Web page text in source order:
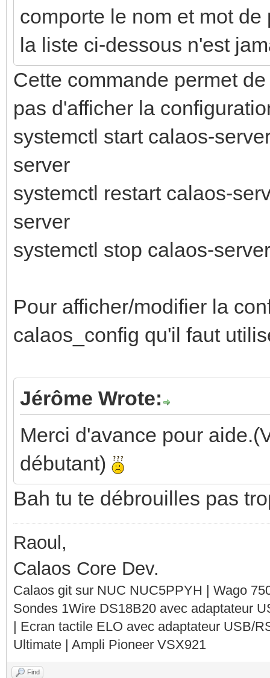
comporte le nom et mot de
la liste ci-dessous n'est
Cette commande permet
pas d'afficher la
systemctl start calaos-
server
systemctl restart calaos-
server
systemctl stop calaos-
Pour afficher/modifier la
calaos_config qu'il faut
Jérôme Wrote:
Merci d'avance pour
débutant)
Bah tu te débrouilles pas
Raoul,
Calaos Core Dev.
Calaos git sur NUC NUC5PPYH | Wago
Sondes 1Wire DS18B20 avec adaptateur
| Ecran tactile ELO avec adaptateur USB/
Ultimate | Ampli Pioneer VSX921
Find